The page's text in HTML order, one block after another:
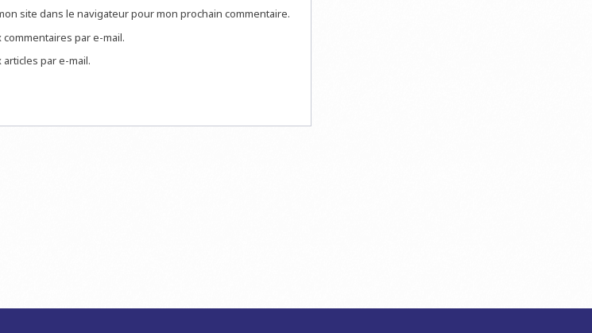
site dans le navigateur pour mon prochain commentaire.
par e-mail.
par e-mail.